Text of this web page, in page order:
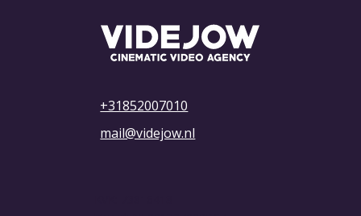
jouw bedrijf
+31852007010
mail@videjow.nl